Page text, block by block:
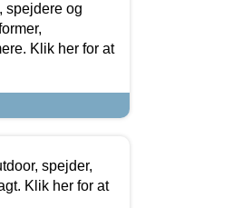
spejdere og
Klik her for at
spejder,
Klik her for at